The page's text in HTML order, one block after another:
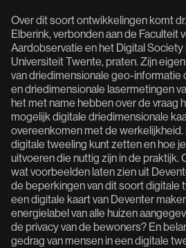
Over dit soort ontwikkelingen komt
Elberink, verbonden aan de Faculteit
Aardobservatie en het Digital Society
Universiteit Twente, praten. Zijn
van driedimensionale geo-informatie
en driedimensionale lasermetingen
het met name hebben over de vraag
mogelijk digitale driedimensionale
overeenkomen met de werkelijkheid.
digitale tweeling kunt zetten en hoe
uitvoeren die nuttig zijn in de praktijk.
wat voorbeelden laten zien uit
de beperkingen van dit soort digitale
een digitale kaart van Deventer
energielabel van alle huizen
de privacy van de bewoners? En
gedrag van mensen in een digitale